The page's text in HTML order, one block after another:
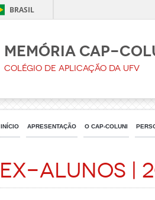
BRASIL
Memória CAp-
Colégio de Aplicação da UFV
INÍCIO APRESENTAÇÃO O CAP-COLUNI
Ex-Alunos |